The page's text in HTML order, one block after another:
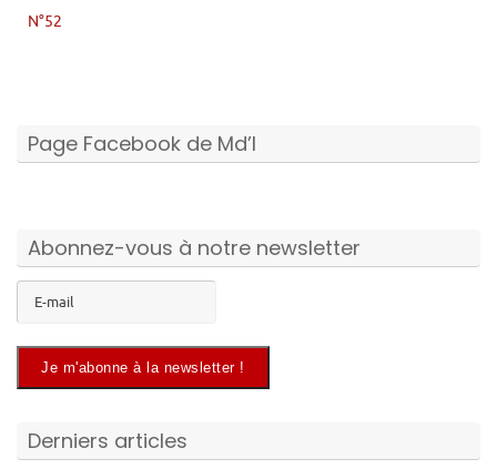
N°52
Page Facebook de Md’I
Abonnez-vous à notre newsletter
Derniers articles